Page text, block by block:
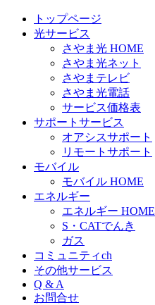
トップページ
光サービス
さやま光 HOME
さやま光ネット
さやまテレビ
さやま光電話
サービス価格表
サポートサービス
オアシスサポート
リモートサポート
モバイル
モバイル HOME
エネルギー
エネルギー HOME
S・CATでんき
ガス
コミュニティch
その他サービス
Q & A
お問合せ